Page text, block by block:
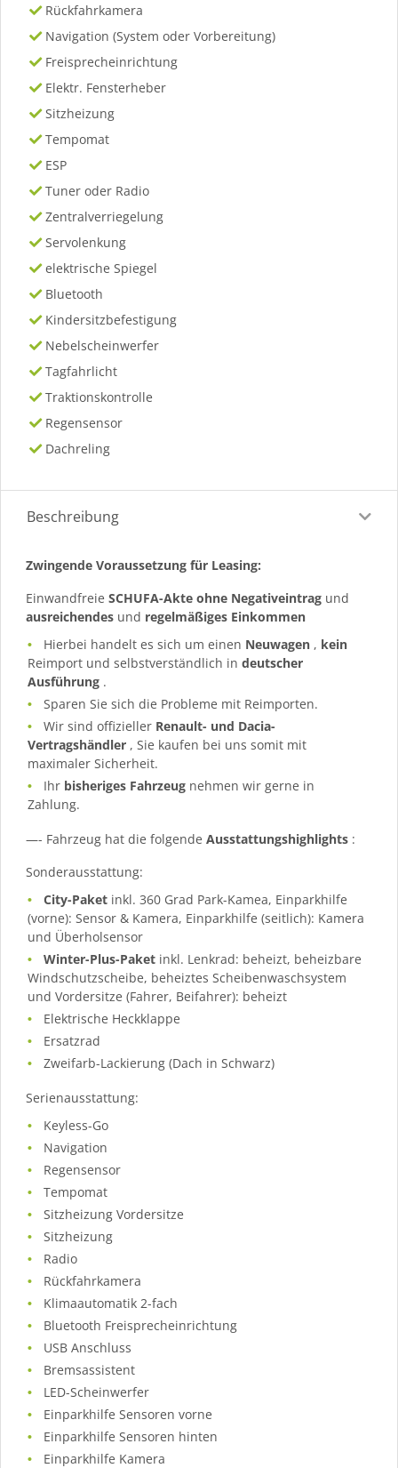
Rückfahrkamera
Navigation (System oder Vorbereitung)
Freisprecheinrichtung
Elektr. Fensterheber
Sitzheizung
Tempomat
ESP
Tuner oder Radio
Zentralverriegelung
Servolenkung
elektrische Spiegel
Bluetooth
Kindersitzbefestigung
Nebelscheinwerfer
Tagfahrlicht
Traktionskontrolle
Regensensor
Dachreling
Beschreibung
Zwingende Voraussetzung für Leasing:
Einwandfreie SCHUFA-Akte ohne Negativeintrag und
ausreichendes und regelmäßiges Einkommen
Hierbei handelt es sich um einen Neuwagen , kein
Reimport und selbstverständlich in deutscher
Ausführung .
Sparen Sie sich die Probleme mit Reimporten.
Wir sind offizieller Renault- und Dacia-
Vertragshändler , Sie kaufen bei uns somit mit
maximaler Sicherheit.
Ihr bisheriges Fahrzeug nehmen wir gerne in
Zahlung.
—- Fahrzeug hat die folgende Ausstattungshighlights :
Sonderausstattung:
City-Paket inkl. 360 Grad Park-Kamea, Einparkhilfe
(vorne): Sensor & Kamera, Einparkhilfe (seitlich): Kamera
und Überholsensor
Winter-Plus-Paket inkl. Lenkrad: beheizt, beheizbare
Windschutzscheibe, beheiztes Scheibenwaschsystem
und Vordersitze (Fahrer, Beifahrer): beheizt
Elektrische Heckklappe
Ersatzrad
Zweifarb-Lackierung (Dach in Schwarz)
Serienausstattung:
Keyless-Go
Navigation
Regensensor
Tempomat
Sitzheizung Vordersitze
Sitzheizung
Radio
Rückfahrkamera
Klimaautomatik 2-fach
Bluetooth Freisprecheinrichtung
USB Anschluss
Bremsassistent
LED-Scheinwerfer
Einparkhilfe Sensoren vorne
Einparkhilfe Sensoren hinten
Einparkhilfe Kamera